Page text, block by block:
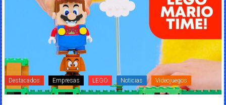
Destacados Empresas LEGO Noticias Videojuegos